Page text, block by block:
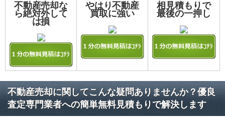
不動産売却な
ら絶対外して
は損
やはり不動産
買取に強い
相見積もりで
最後の一押し
不動産売却に関してこんな疑問ありませんか？優良
査定専門業者への簡単無料見積もりで解決します